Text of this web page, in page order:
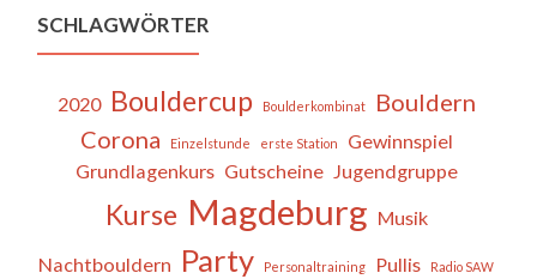
SCHLAGWÖRTER
2020 Bouldercup Boulderkombinat
Bouldern
Corona
Einzelstunde erste Station
Gewinnspiel
Grundlagenkurs Gutscheine Jugendgruppe
Kurse Magdeburg Musik
Nachtbouldern Party Personaltraining Pullis Radio SAW